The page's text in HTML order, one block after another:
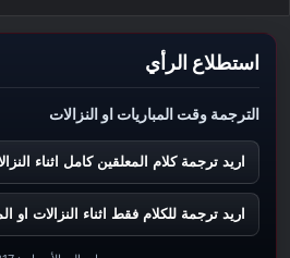
استطلاع الرأي
الترجمة وقت المباريات او النزالات
اريد ترجمة كلام المعلقين كامل اثناء
اريد ترجمة للكلام فقط اثناء النزالات او